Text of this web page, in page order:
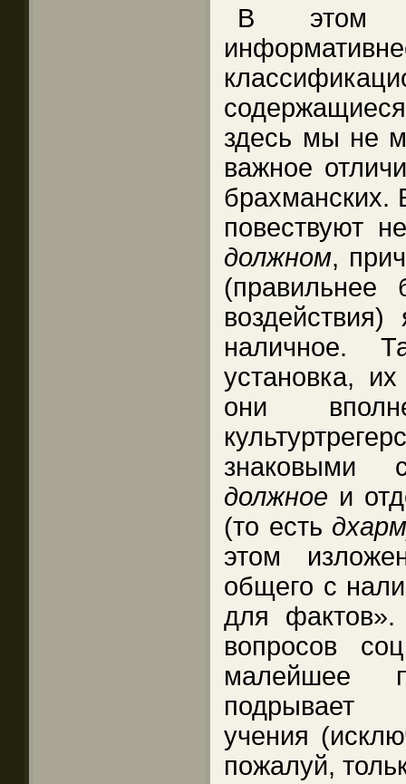
В этом
здесь мы не
важное
брахманских.
повествуют
должном,
воздействия)
наличное.
установка,
они
знаковыми
должное и
(то есть
этом
общего с
для фактов».
вопросов
малейшее
подрывает
учения
пожалуй,